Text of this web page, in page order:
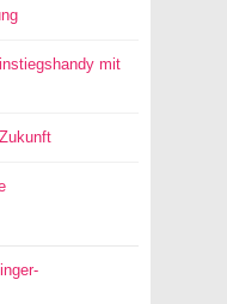
mit